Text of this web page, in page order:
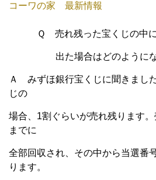
コーワの家 最新情報
Ｑ 売れ残った宝くじの中に
出た場合はどのようになっ
Ａ みずほ銀行宝くじに聞きまし
じの
場合、1割ぐらいが売れ残ります
までに
全部回収され、その中から当選番
ります。